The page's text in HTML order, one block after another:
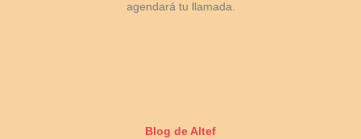
agendará tu llamada.
Blog de Altef